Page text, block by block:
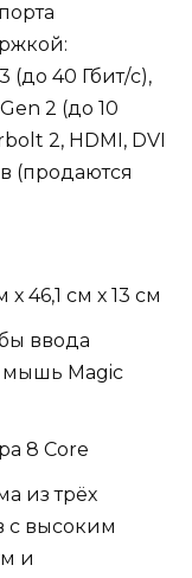
40 Гбит/с),
2 (до 10
2, HDMI, DVI
(продаются
46,1 см х 13 см
ввода
мышь Magic
8 Core
из трёх
с высоким
и